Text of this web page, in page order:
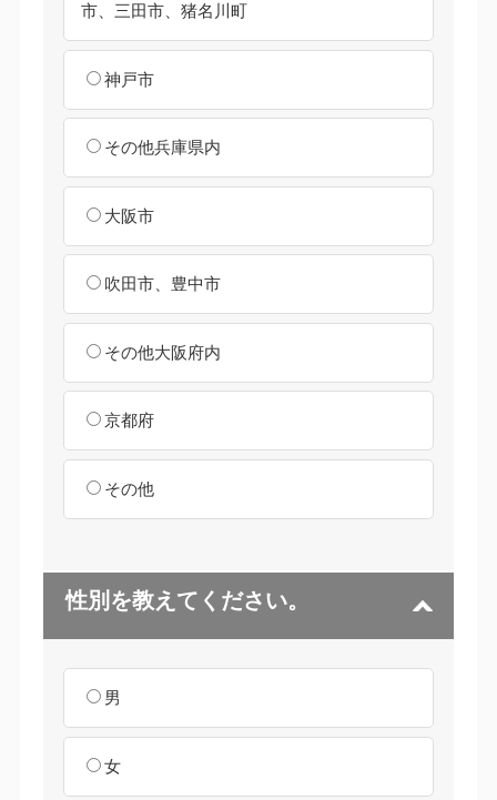
市、三田市、猪名川町
神戸市
その他兵庫県内
大阪市
吹田市、豊中市
その他大阪府内
京都府
その他
性別を教えてください。
男
女